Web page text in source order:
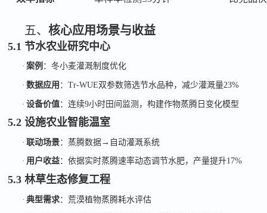
五、核心应用场景与收益
5.1 节水农业研究中心
·案例 ：冬小麦灌溉制度优化
·数据应用 ：Tr-WUE双参数筛选节水品种，减少灌溉量23%
·设备价值：连续9小时田间监测，构建作物蒸腾日变化模型
5.2 设施农业智能温室
·联动场景：蒸腾数据→ 自动灌溉系统
· 用户收益：依据实时蒸腾速率动态调节水肥，产量提升17%
5.3 林草生态修复工程
·典型需求：荒漠植物蒸腾耗水评估